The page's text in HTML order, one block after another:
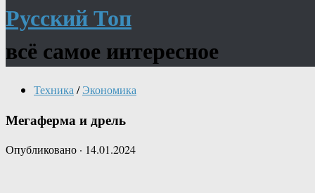
Русский Топ
всё самое интересное
Техника / Экономика
Мегаферма и дрель
Опубликовано · 14.01.2024